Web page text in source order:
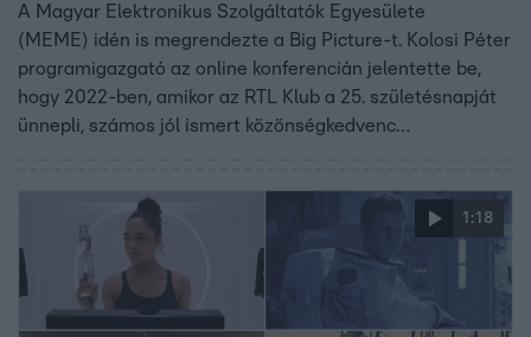
A Magyar Elektronikus Szolgáltatók Egyesülete
(MEME) idén is megrendezte a Big Picture-t. Kolosi Péter
programigazgató az online konferencián jelentette be,
hogy 2022-ben, amikor az RTL Klub a 25. születésnapját
ünnepli, számos jól ismert közönségkedvenc
új, heti fikciós sorozatot láthatnak majd a
nézők, melyekből az egyik Zámbó Jimmy életét mutatja
be, a Keresztanyu alkotóitól érkezik a Hotel Margaret napi
széria, az RTL Most+-on pedig még idén látható lesz a
Sisi életét bemutató történelmi sorozat.
1:18